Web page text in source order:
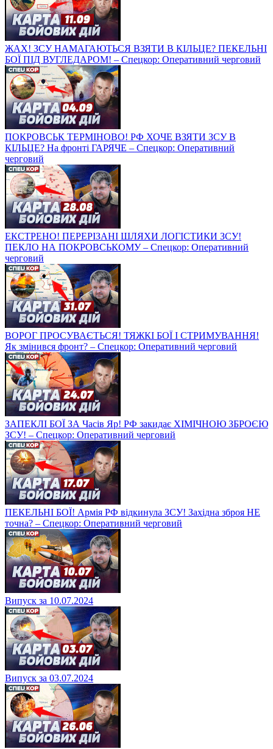
ЖАХ! ЗСУ НАМАГАЮТЬСЯ ВЗЯТИ В КІЛЬЦЕ? ПЕКЕЛЬНІ
БОЇ ПІД ВУГЛЕДАРОМ! – Спецкор: Оперативний черговий
ПОКРОВСЬК ТЕРМІНОВО! РФ ХОЧЕ ВЗЯТИ ЗСУ В
КІЛЬЦЕ? На фронті ГАРЯЧЕ – Спецкор: Оперативний
черговий
ЕКСТРЕНО! ПЕРЕРІЗАНІ ШЛЯХИ ЛОГІСТИКИ ЗСУ!
ПЕКЛО НА ПОКРОВСЬКОМУ – Спецкор: Оперативний
черговий
ВОРОГ ПРОСУВАЄТЬСЯ! ТЯЖКІ БОЇ І СТРИМУВАННЯ!
Як змінився фронт? – Спецкор: Оперативний черговий
ЗАПЕКЛІ БОЇ ЗА Часів Яр! РФ закидає ХІМІЧНОЮ ЗБРОЄЮ
ЗСУ! – Спецкор: Оперативний черговий
ПЕКЕЛЬНІ БОЇ! Армія РФ відкинула ЗСУ! Західна зброя НЕ
точна? – Спецкор: Оперативний черговий
Випуск за 10.07.2024
Випуск за 03.07.2024